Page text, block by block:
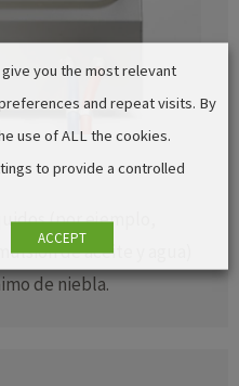
(por ejemplo,
de aceite y agua)
de niebla.
you the most relevant
and repeat visits. By
use of ALL the cookies.
to provide a controlled
ACCEPT